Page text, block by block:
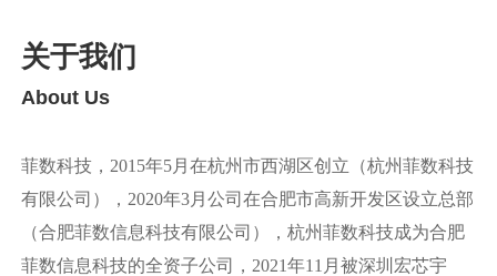
关于我们
About Us
菲数科技，2015年5月在杭州市西湖区创立（杭州菲数科技
有限公司），2020年3月公司在合肥市高新开发区设立总部
（合肥菲数信息科技有限公司），杭州菲数科技成为合肥
菲数信息科技的全资子公司，2021年11月被深圳宏芯宇